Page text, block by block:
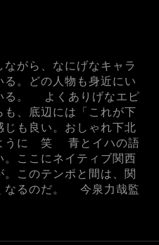
がら、なにげなキャラ
。どの人物も身近にい
る。 よくありげなエピ
、底辺には「これが下
も良い。おしゃれ下北
うに 笑 青とイハの語
ここにネイティブ関西
このテンポと間は、関
なるのだ。 今泉力哉監